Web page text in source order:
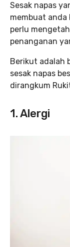
Sesak napas
membuat anda
perlu
penanganan
Berikut adalah
sesak napas
dirangkum
1. Alergi